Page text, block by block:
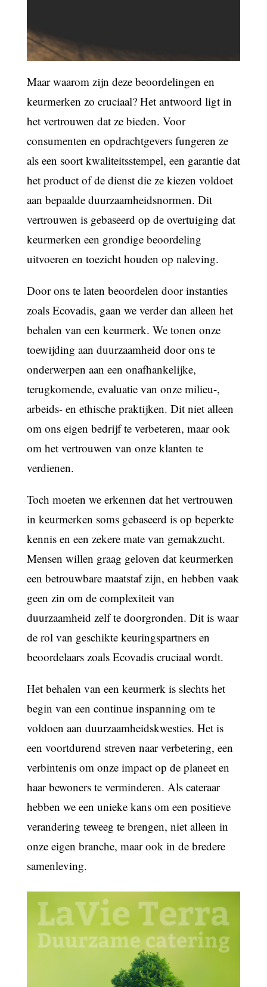
Maar waarom zijn deze beoordelingen en
keurmerken zo cruciaal? Het antwoord ligt in
het vertrouwen dat ze bieden. Voor
consumenten en opdrachtgevers fungeren ze
als een soort kwaliteitsstempel, een garantie dat
het product of de dienst die ze kiezen voldoet
aan bepaalde duurzaamheidsnormen. Dit
vertrouwen is gebaseerd op de overtuiging dat
keurmerken een grondige beoordeling
uitvoeren en toezicht houden op naleving.
Door ons te laten beoordelen door instanties
zoals Ecovadis, gaan we verder dan alleen het
behalen van een keurmerk. We tonen onze
toewijding aan duurzaamheid door ons te
onderwerpen aan een onafhankelijke,
terugkomende, evaluatie van onze milieu-,
arbeids- en ethische praktijken. Dit niet alleen
om ons eigen bedrijf te verbeteren, maar ook
om het vertrouwen van onze klanten te
verdienen.
Toch moeten we erkennen dat het vertrouwen
in keurmerken soms gebaseerd is op beperkte
kennis en een zekere mate van gemakzucht.
Mensen willen graag geloven dat keurmerken
een betrouwbare maatstaf zijn, en hebben vaak
geen zin om de complexiteit van
duurzaamheid zelf te doorgronden. Dit is waar
de rol van geschikte keuringspartners en
beoordelaars zoals Ecovadis cruciaal wordt.
Het behalen van een keurmerk is slechts het
begin van een continue inspanning om te
voldoen aan duurzaamheidskwesties. Het is
een voortdurend streven naar verbetering, een
verbintenis om onze impact op de planeet en
haar bewoners te verminderen. Als cateraar
hebben we een unieke kans om een positieve
verandering teweeg te brengen, niet alleen in
onze eigen branche, maar ook in de bredere
samenleving.